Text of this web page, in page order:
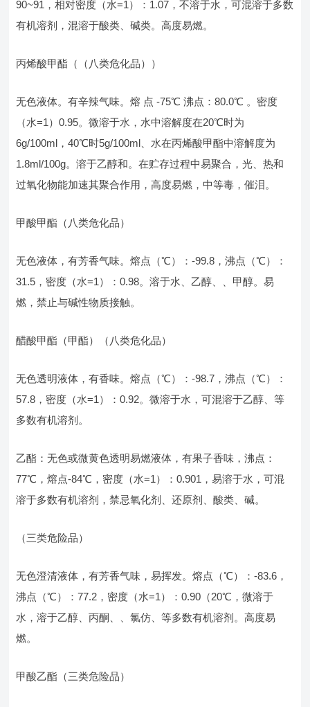
90~91，相对密度（水=1）：1.07，不溶于水，可混溶于多数
有机溶剂，混溶于酸类、碱类。高度易燃。
丙烯酸甲酯（（八类危化品））
无色液体。有辛辣气味。熔 点 -75℃ 沸点：80.0℃ 。密度
（水=1）0.95。微溶于水，水中溶解度在20℃时为
6g/100ml，40℃时5g/100ml、水在丙烯酸甲酯中溶解度为
1.8ml/100g。溶于乙醇和。在贮存过程中易聚合，光、热和
过氧化物能加速其聚合作用，高度易燃，中等毒，催泪。
甲酸甲酯（八类危化品）
无色液体，有芳香气味。熔点（℃）：-99.8，沸点（℃）：
31.5，密度（水=1）：0.98。溶于水、乙醇、、甲醇。易
燃，禁止与碱性物质接触。
醋酸甲酯（甲酯）（八类危化品）
无色透明液体，有香味。熔点（℃）：-98.7，沸点（℃）：
57.8，密度（水=1）：0.92。微溶于水，可混溶于乙醇、等
多数有机溶剂。
乙酯：无色或微黄色透明易燃液体，有果子香味，沸点：
77℃，熔点-84℃，密度（水=1）：0.901，易溶于水，可混
溶于多数有机溶剂，禁忌氧化剂、还原剂、酸类、碱。
（三类危险品）
无色澄清液体，有芳香气味，易挥发。熔点（℃）：-83.6，
沸点（℃）：77.2，密度（水=1）：0.90（20℃，微溶于
水，溶于乙醇、丙酮、、氯仿、等多数有机溶剂。高度易
燃。
甲酸乙酯（三类危险品）